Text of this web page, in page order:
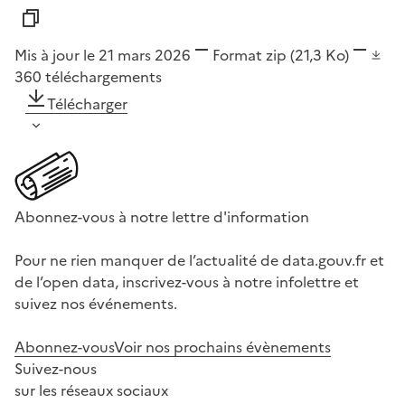
Mis à jour le 21 mars 2026 Format zip (21,3 Ko)
360 téléchargements
Télécharger
Abonnez-vous à notre lettre d'information
Pour ne rien manquer de l’actualité de data.gouv.fr et
de l’open data, inscrivez-vous à notre infolettre et
suivez nos événements.
Abonnez-vousVoir nos prochains évènements
Suivez-nous
sur les réseaux sociaux